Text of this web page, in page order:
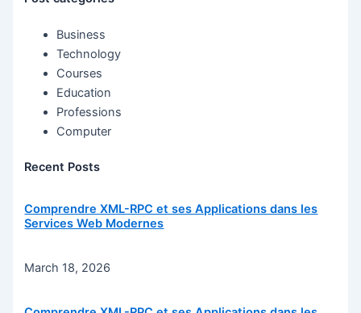
Business
Technology
Courses
Education
Professions
Computer
Recent Posts
Comprendre XML-RPC et ses Applications dans les
Services Web Modernes
March 18, 2026